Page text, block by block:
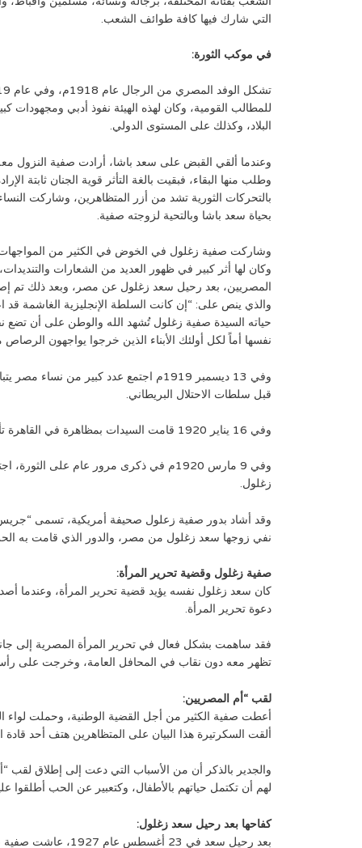
التي شارك فيها كافة طوائف الشعب.
في موكب الثورة:
للمطالب القومية، وكان لهذه الهيئة نفوذ أدبي ومجهودات
البلاد، وكذلك على المستوى الدولي.
وعندما ألقي القبض على سعد باشا، أرادت صفية النزول
وطلب منها البقاء، فبقيت بالغة التأثر قوية الجنان ثابتة
بالتحركات الثورية تشد من أزر المتظاهرين، وشاركت
بحياة سعد باشا وبالتحية لزوجته صفية.
وشاركت صفية زغلول في الخوض في الكثير من
وكان لها أثر كبير في ظهور العديد من الشعارات
المصريين، بعد رحيل سعد زغلول عن مصر، وبعد ذلك تم
والذي ينص على: “إن كانت السلطة الإنجليزية الغاشمة
حياته السيدة صفية زغلول تُشهد الله والوطن على أن
نفسها أماً لكل أولئك الأبناء الذين خرجوا يواجهون
وفي 13 ديسمبر 1919م اجتمع عدد كبير
قبل سلطات الاحتلال البريطاني.
وفي 16 يناير 1920 قامت السيدات بمظاهرة في القاهرة تأييدًا للوفد وقياداته، ومنادية بالاستقلال ومعادية للجنة “ملنر”.
وفي 9 مارس 1920م في ذكرى مرور عام
زغلول.
وقد أشاد بدور صفية زعلول صحيفة أمريكية، تسمى “جريس
نفي زوجها سعد زغلول من مصر، والدور الذي قامت به
صفية زغلول وقضية تحرير المرأة:
كان سعد زغلول نفسه يؤيد قضية تحرير المرأة، وعندما
دعوة تحرير المرأة.
تظهر معه دون نقاب في المحافل العامة، وخرجت على رأس مظاهرة نسائية في
لقب “أم المصريين:
أعطت صفية الكثير من أجل القضية الوطنية، وحملت لواء
ألقت السكرتيرة هذا البيان على المتظاهرين هتف أحد
والجدير بالذكر أن من الأسباب التي دعت إلى إطلاق
لهم أن تكتمل حياتهم بالأطفال، وكتعبير عن الحب أطلقوا
كفاحها بعد رحيل سعد زغلول:
بعد رحيل سعد في